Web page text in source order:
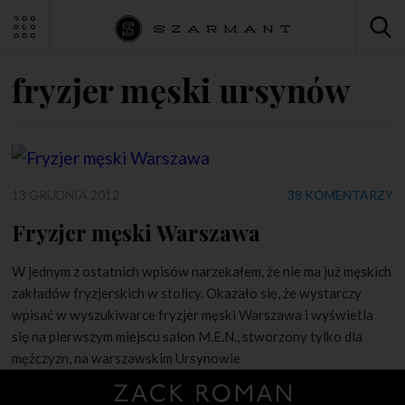
fryzjer męski ursynów
38 KOMENTARZY
Fryzjer męski Warszawa
W jednym z ostatnich wpisów narzekałem, że nie ma już męskich
zakładów fryzjerskich w stolicy. Okazało się, że wystarczy
wpisać w wyszukiwarce fryzjer męski Warszawa i wyświetla
się na pierwszym miejscu salon M.E.N., stworzony tylko dla
mężczyzn, na warszawskim Ursynowie